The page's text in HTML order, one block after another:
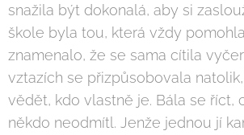
snažila být dokonalá, aby si
škole byla tou, která vždy
znamenalo, že se sama cítila
vztazích se přizpůsobovala
vědět, kdo vlastně je. Bála se říct,
někdo neodmítl. Jenže jednou jí